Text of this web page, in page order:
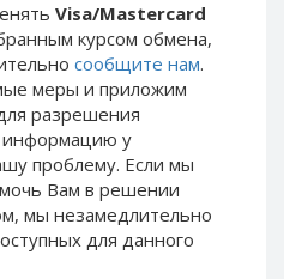
Visa/Mastercard
курсом обмена,
сообщите нам.
меры и приложим
разрешения
информацию у
проблему. Если мы
Вам в решении
мы незамедлительно
для данного
Neteller USD
Neteller EUR
Neteller INR
Neteller PLN
Neteller GBP
Neteller NOK
Neteller SEK